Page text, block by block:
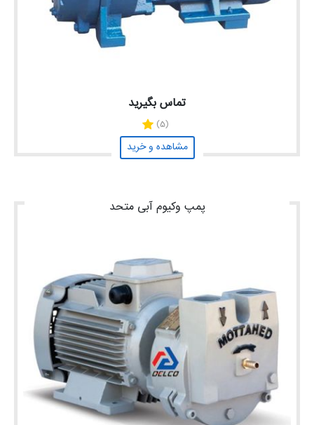
تماس بگیرید
(5)
مشاهده و خرید
پمپ وکیوم آبی متحد